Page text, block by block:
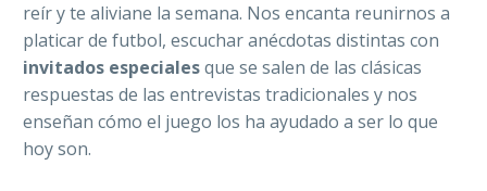
reír y te aliviane la semana. Nos encanta reunirnos a
platicar de futbol, escuchar anécdotas distintas con
invitados especialesque se salen de las clásicas
respuestas de las entrevistas tradicionales y nos
enseñan cómo el juego los ha ayudado a ser lo que
hoy son.